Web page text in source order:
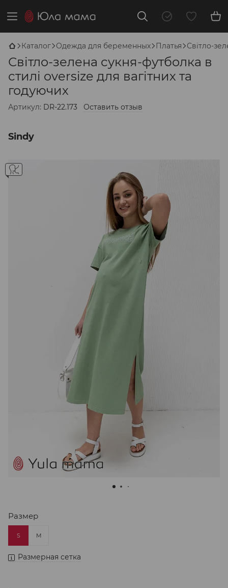
Каталог Одежда для беременных Платья Світло-
Світло-зелена сукня-футболка в
стилі oversize для вагітних та
годуючих
Артикул: DR-22.173 Оставить отзыв
Sindy
Размер
S M
Размерная сетка